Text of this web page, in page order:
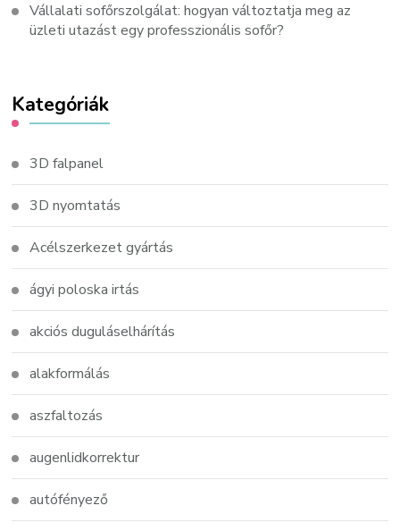
Vállalati sofőrszolgálat: hogyan változtatja meg az
üzleti utazást egy professzionális sofőr?
Kategóriák
3D falpanel
3D nyomtatás
Acélszerkezet gyártás
ágyi poloska irtás
akciós duguláselhárítás
alakformálás
aszfaltozás
augenlidkorrektur
autófényező